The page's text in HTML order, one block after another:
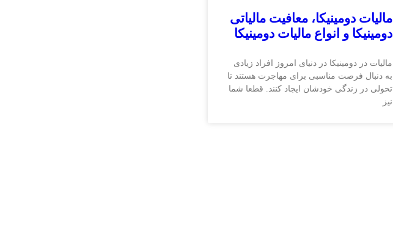
مالیات دومینیکا، معافیت مالیاتی
دومینیکا و انواع مالیات دومینیکا
مالیات در دومینیکا در دنیای امروز افراد زیادی
به دنبال فرصت مناسبی برای مهاجرت هستند تا
تحولی در زندگی خودشان ایجاد کنند. قطعا شما
نیز